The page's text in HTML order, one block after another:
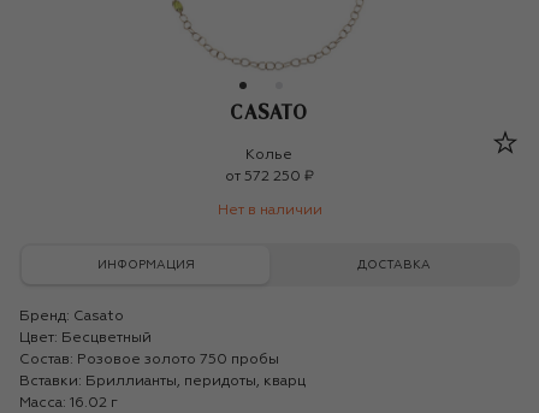
CASATO
Casato
Колье
от 572 250 ₽
Нет в наличии
ИНФОРМАЦИЯ ДОСТАВКА
Бренд: Casato
Цвет: Бесцветный
Состав: Розовое золото 750 пробы
Вставки: Бриллианты, перидоты, кварц
Масса: 16.02 г